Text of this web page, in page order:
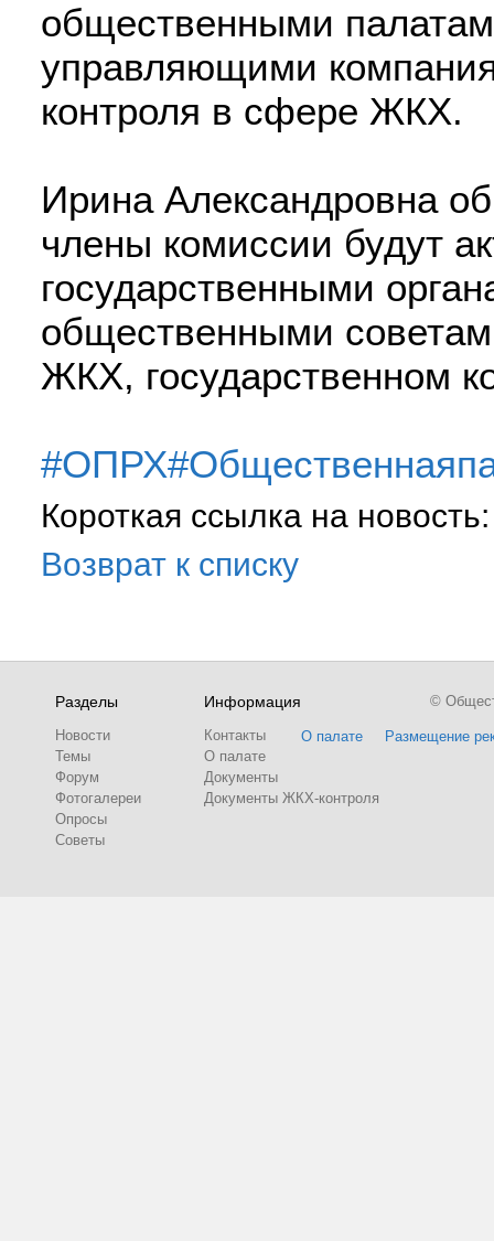
общественными
управляющими
контроля в сфере ЖКХ.
Ирина Александровна
члены комиссии будут
государственными
общественными
ЖКХ, государственном
#ОПРХ
Короткая ссылка на
Возврат к списку
Разделы
Новости
Темы
Форум
Фотогалереи
Опросы
Советы
Информация
Контакты
О палате
Документы
Документы ЖКХ-контроля
О палате Размещение
©